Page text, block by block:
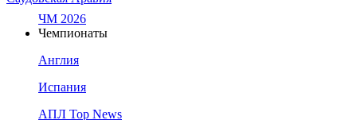
ЧМ 2026
Чемпионаты
Англия
Испания
АПЛ Top News